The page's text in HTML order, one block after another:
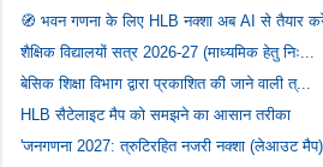
🧭 भवन गणना के लिए HLB नक्शा अब AI से तैयार
शैक्षिक विद्यालयों सत्र 2026-27 (माध्यमिक हेतु निः...
बेसिक शिक्षा विभाग द्वारा प्रकाशित की जाने वाली त्...
HLB सैटेलाइट मैप को समझने का आसान तरीका
'जनगणना 2027: त्रुटिरहित नजरी नक्शा (लेआउट